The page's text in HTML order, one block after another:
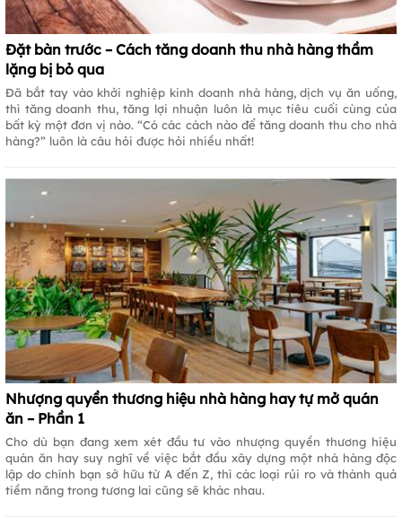
Đặt bàn trước – Cách tăng doanh thu nhà hàng thầm
lặng bị bỏ qua
Đã bắt tay vào khởi nghiệp kinh doanh nhà hàng, dịch vụ ăn uống,
thì tăng doanh thu, tăng lợi nhuận luôn là mục tiêu cuối cùng của
bất kỳ một đơn vị nào. “Có các cách nào để tăng doanh thu cho nhà
hàng?” luôn là câu hỏi được hỏi nhiều nhất!
Nhượng quyền thương hiệu nhà hàng hay tự mở quán
ăn – Phần 1
Cho dù bạn đang xem xét đầu tư vào nhượng quyền thương hiệu
quán ăn hay suy nghĩ về việc bắt đầu xây dựng một nhà hàng độc
lập do chính bạn sở hữu từ A đến Z, thì các loại rủi ro và thành quả
tiềm năng trong tương lai cũng sẽ khác nhau.